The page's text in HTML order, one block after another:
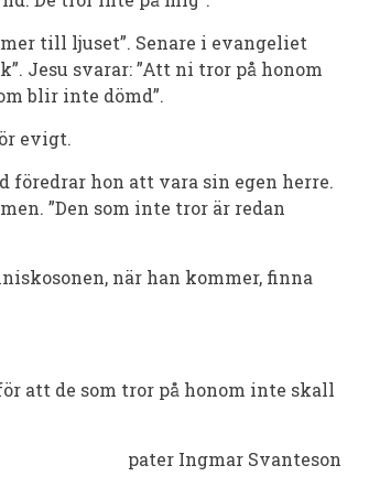
till ljuset”. Senare i evangeliet
Jesu svarar: ”Att ni tror på honom
blir inte dömd”.
evigt.
föredrar hon att vara sin egen herre.
”Den som inte tror är redan
när han kommer, finna
att de som tror på honom inte skall
pater Ingmar Svanteson